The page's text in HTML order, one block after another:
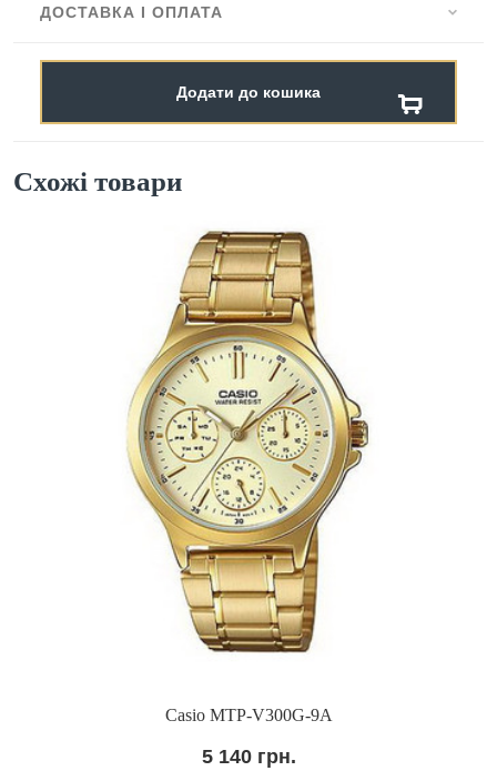
ДОСТАВКА І ОПЛАТА
Додати до кошика
Схожі товари
Casio MTP-V300G-9A
5 140 грн.